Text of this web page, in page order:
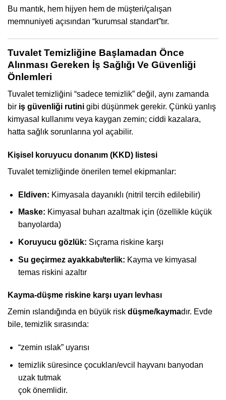
Bu mantık, hem hijyen hem de müşteri/çalışan
memnuniyeti açısından “kurumsal standart”tır.
Tuvalet Temizliğine Başlamadan Önce
Alınması Gereken İş Sağlığı Ve Güvenliği
Önlemleri
Tuvalet temizliğini “sadece temizlik” değil, aynı zamanda
bir iş güvenliği rutini gibi düşünmek gerekir. Çünkü yanlış
kimyasal kullanımı veya kaygan zemin; ciddi kazalara,
hatta sağlık sorunlarına yol açabilir.
Kişisel koruyucu donanım (KKD) listesi
Tuvalet temizliğinde önerilen temel ekipmanlar:
Eldiven: Kimyasala dayanıklı (nitril tercih edilebilir)
Maske: Kimyasal buharı azaltmak için (özellikle küçük
banyolarda)
Koruyucu gözlük: Sıçrama riskine karşı
Su geçirmez ayakkabı/terlik: Kayma ve kimyasal
temas riskini azaltır
Kayma-düşme riskine karşı uyarı levhası
Zemin ıslandığında en büyük risk düşme/kaymadır. Evde
bile, temizlik sırasında:
“zemin ıslak” uyarısı
temizlik süresince çocukları/evcil hayvanı banyodan
uzak tutmak
çok önemlidir.